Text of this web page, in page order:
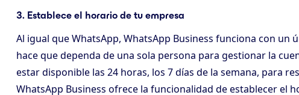
3. Establece el horario de tu empresa
Al igual que WhatsApp, WhatsApp Business funciona con un
hace que dependa de una sola persona para gestionar la
estar disponible las 24 horas, los 7 días de la semana, para
WhatsApp Business ofrece la funcionalidad de establecer el